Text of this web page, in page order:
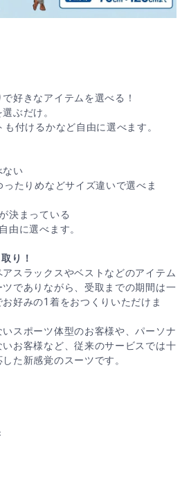
好きなアイテムを選べる！
ぶだけ。
付けるかなど自由に選べます。
ない
たりめなどサイズ違いで選べま
決まっている
に選べます。
り！
スラックスやベストなどのアイテム
でありながら、受取までの期間は一
好みの1着をおつくりいただけま
スポーツ体型のお客様や、パーソナ
お客様など、従来のサービスでは十
た新感覚のスーツです。